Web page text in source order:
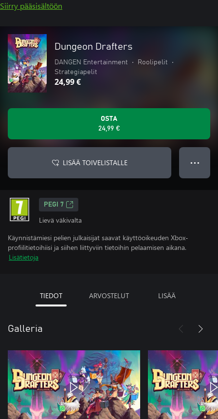
Siirry pääsisältöön
Dungeon Drafters
DANGEN Entertainment • Roolipelit
•
Strategiapelit
24,99 €
OSTA
24,99 €
LISÄÄ TOIVELISTALLE ● ● ●
PEGI 7
Lievä väkivalta
Käynnistämiesi pelien julkaisijat saavat käyttöoikeuden Xbox-
profiilitietoihiisi ja siihen liittyviin tietoihin pelaamisen aikana.
Lisätietoja
TIEDOT ARVOSTELUT LISÄÄ
Galleria